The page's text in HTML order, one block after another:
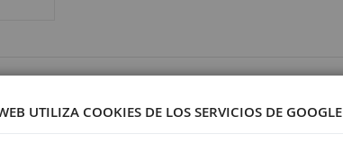
UTILIZA COOKIES DE LOS SERVICIOS DE GOOGLE